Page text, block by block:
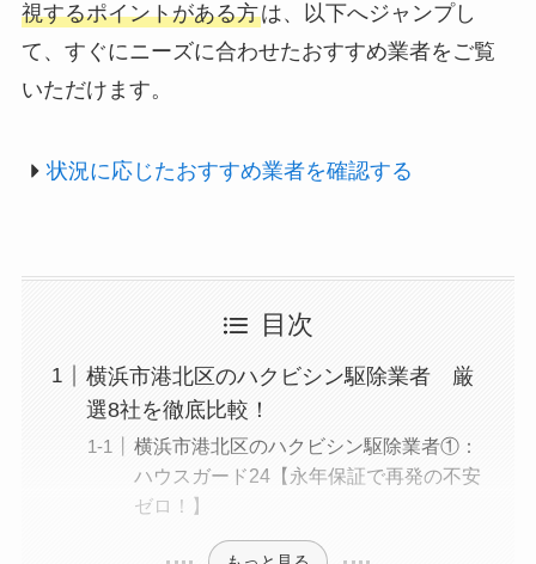
視するポイントがある方は、以下へジャンプし
て、すぐにニーズに合わせたおすすめ業者をご覧
いただけます。
状況に応じたおすすめ業者を確認する
目次
横浜市港北区のハクビシン駆除業者 厳
選8社を徹底比較！
横浜市港北区のハクビシン駆除業者①：
ハウスガード24【永年保証で再発の不安
ゼロ！】